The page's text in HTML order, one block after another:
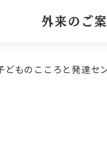
外来のご
どものこころと発達セ